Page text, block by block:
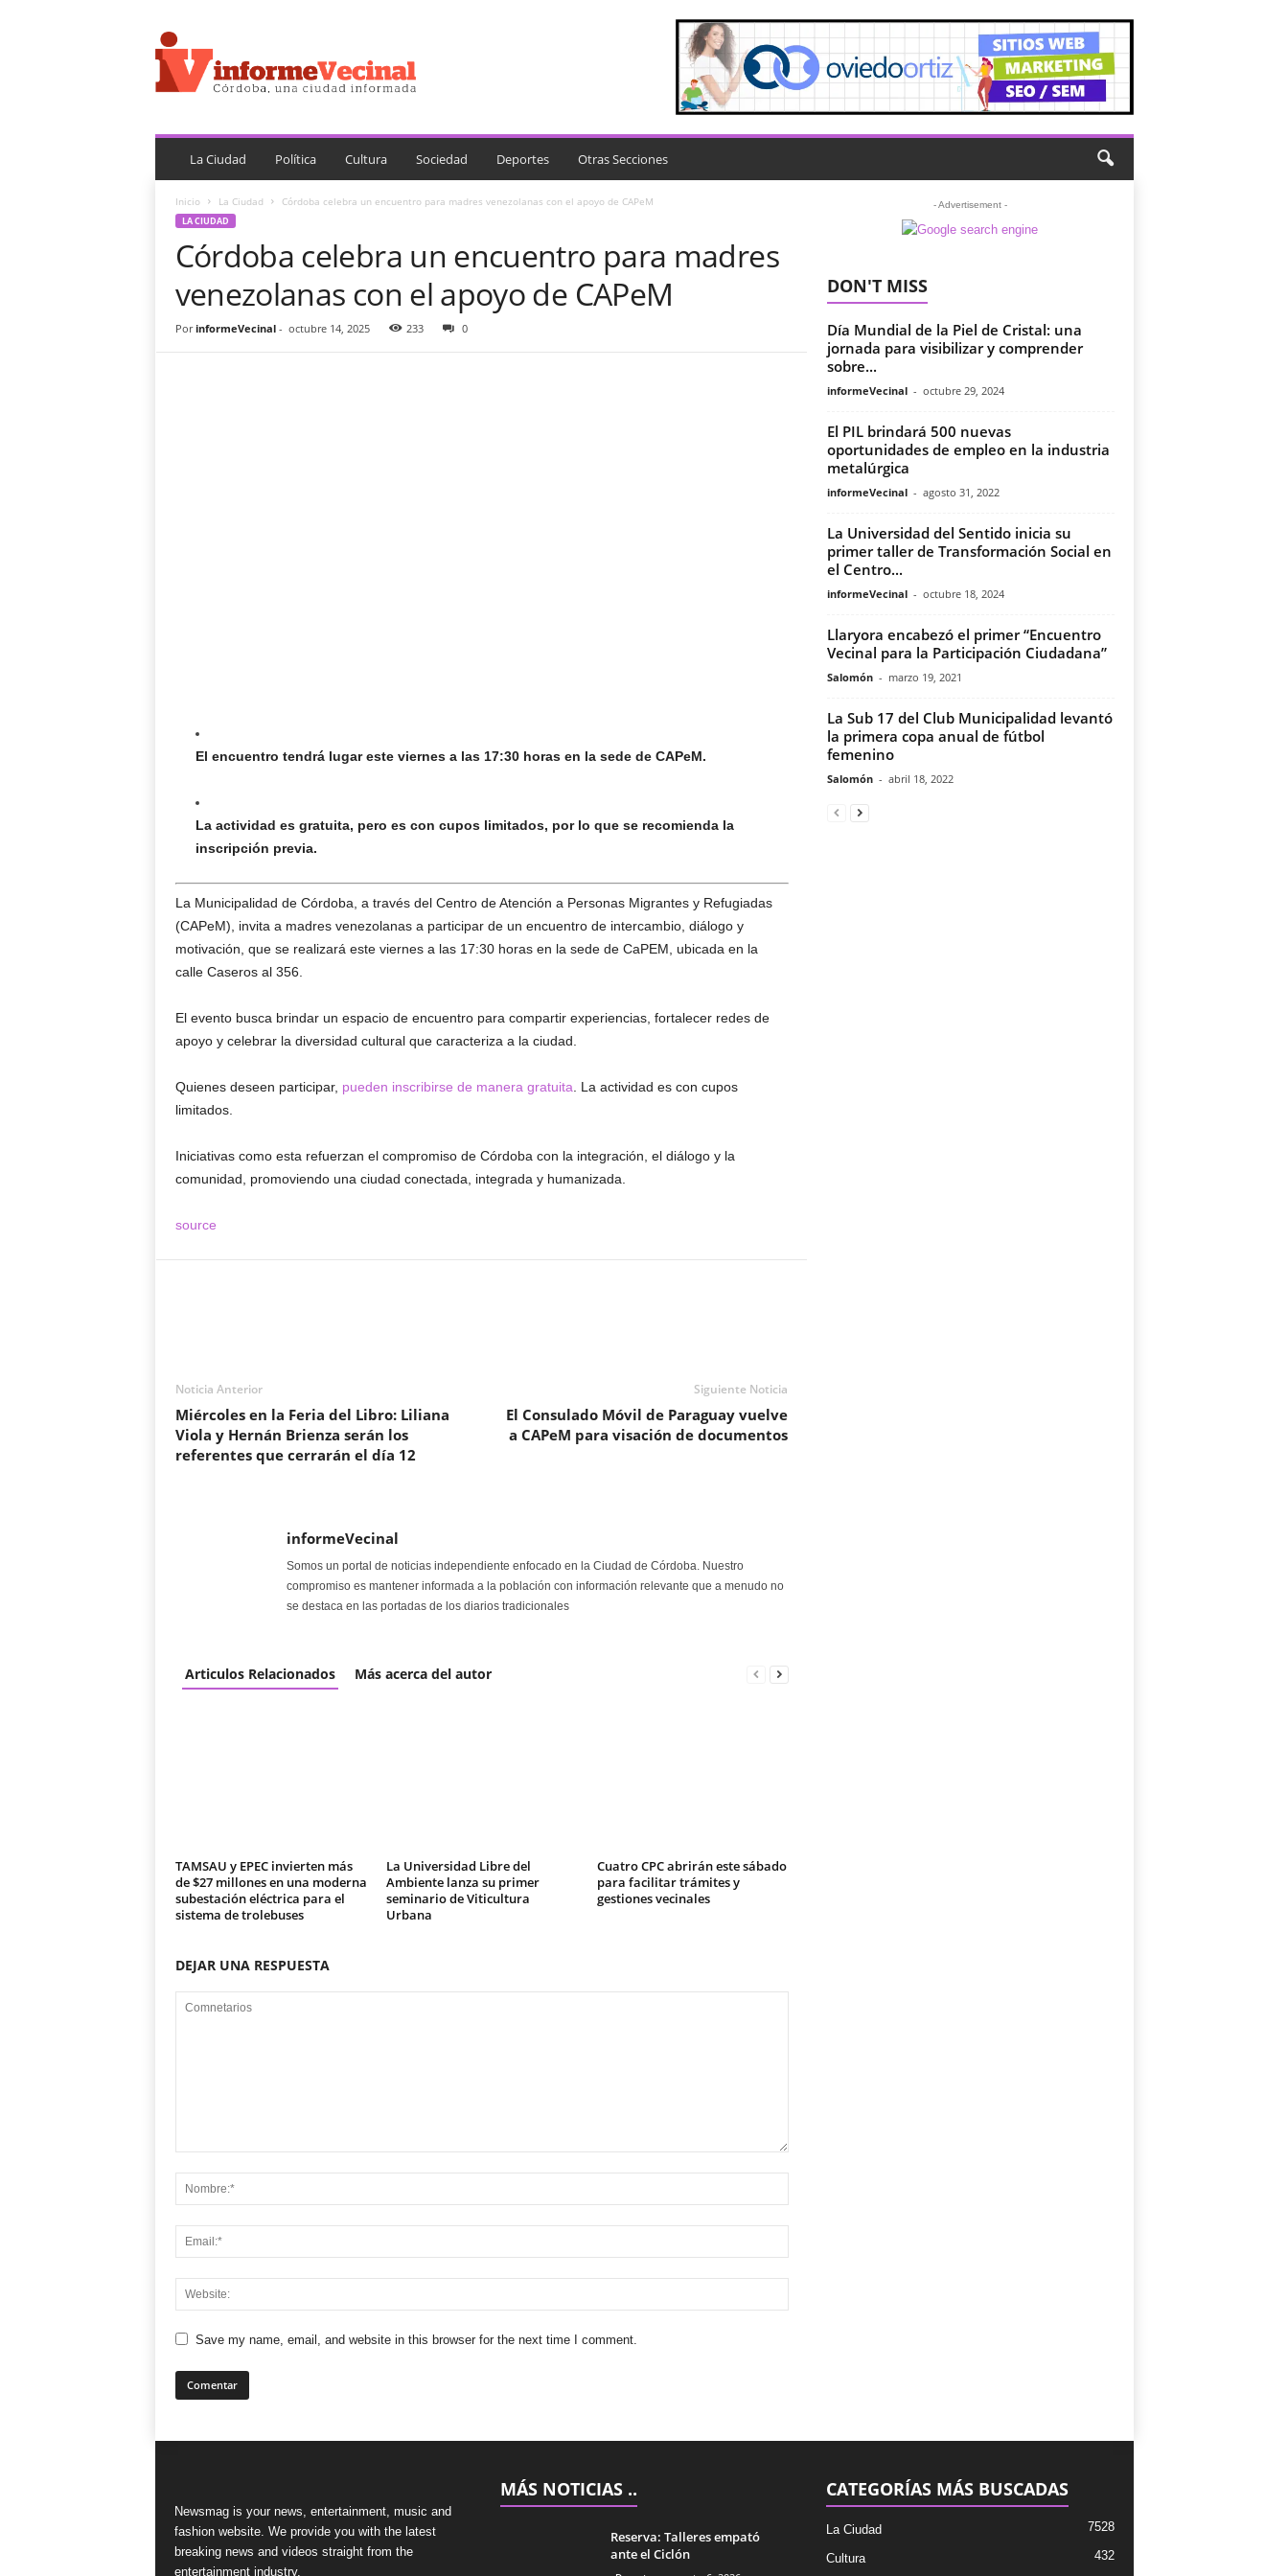
n
f
o
e
e
La Ciudad Política Cultura Sociedad Deportes Otras Secciones
Inicio La Ciudad Córdoba celebra un encuentro para madres venezolanas con el apoyo de CAPeM
LA CIUDAD
Córdoba celebra un encuentro para madres
venezolanas con el apoyo de CAPeM
Por informeVecinal- octubre 14, 2025 233 0
El encuentro tendrá lugar este viernes a las 17:30 horas en la sede de CAPeM.
La actividad es gratuita, pero es con cupos limitados, por lo que se recomienda la
inscripción previa.
La Municipalidad de Córdoba, a través del Centro de Atención a Personas Migrantes y Refugiadas
(CAPeM), invita a madres venezolanas a participar de un encuentro de intercambio, diálogo y
motivación, que se realizará este viernes a las 17:30 horas en la sede de CaPEM, ubicada en la
calle Caseros al 356.
El evento busca brindar un espacio de encuentro para compartir experiencias, fortalecer redes de
apoyo y celebrar la diversidad cultural que caracteriza a la ciudad.
Quienes deseen participar, pueden inscribirse de manera gratuita . La actividad es con cupos
limitados.
Iniciativas como esta refuerzan el compromiso de Córdoba con la integración, el diálogo y la
comunidad, promoviendo una ciudad conectada, integrada y humanizada.
source
Noticia Anterior
Miércoles en la Feria del Libro: Liliana
Viola y Hernán Brienza serán los
referentes que cerrarán el día 12
Siguiente Noticia
El Consulado Móvil de Paraguay vuelve
a CAPeM para visación de documentos
informeVecinal
Somos un portal de noticias independiente enfocado en la Ciudad de Córdoba. Nuestro
compromiso es mantener informada a la población con información relevante que a menudo no
se destaca en las portadas de los diarios tradicionales
Articulos Relacionados Más acerca del autor
TAMSAU y EPEC invierten más
de $27 millones en una moderna
subestación eléctrica para el
sistema de trolebuses
La Universidad Libre del
Ambiente lanza su primer
seminario de Viticultura
Urbana
Cuatro CPC abrirán este sábado
para facilitar trámites y
gestiones vecinales
DEJAR UNA RESPUESTA
Save my name, email, and website in this browser for the next time I comment.
- Advertisement -
DON'T MISS
Día Mundial de la Piel de Cristal: una
jornada para visibilizar y comprender
sobre...
informeVecinal - octubre 29, 2024
El PIL brindará 500 nuevas
oportunidades de empleo en la industria
metalúrgica
informeVecinal - agosto 31, 2022
La Universidad del Sentido inicia su
primer taller de Transformación Social en
el Centro...
informeVecinal - octubre 18, 2024
Llaryora encabezó el primer “Encuentro
Vecinal para la Participación Ciudadana”
Salomón - marzo 19, 2021
La Sub 17 del Club Municipalidad levantó
la primera copa anual de fútbol
femenino
Salomón - abril 18, 2022
Newsmag is your news, entertainment, music and
fashion website. We provide you with the latest
breaking news and videos straight from the
entertainment industry.
MÁS NOTICIAS ..
Reserva: Talleres empató
ante el Ciclón
CATEGORÍAS MÁS BUSCADAS
La Ciudad 7528
Cultura 432